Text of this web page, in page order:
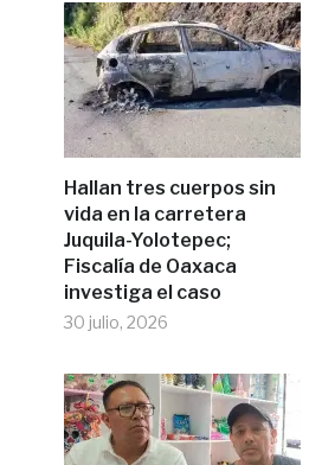
Hallan tres cuerpos sin
vida en la carretera
Juquila-Yolotepec;
Fiscalía de Oaxaca
investiga el caso
30 julio, 2026